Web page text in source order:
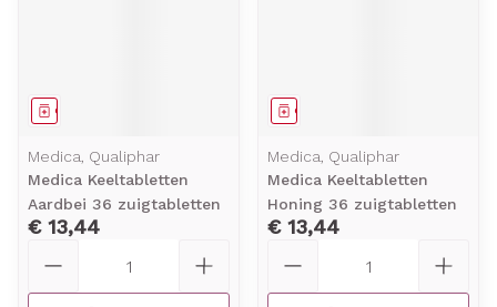
Geneesmiddel
Medica, Qualiphar
Medica Keeltabletten
Aardbei 36 zuigtabletten
€ 13,44
Geneesmiddel
Medica, Qualiphar
Medica Keeltabletten
Honing 36 zuigtabletten
€ 13,44